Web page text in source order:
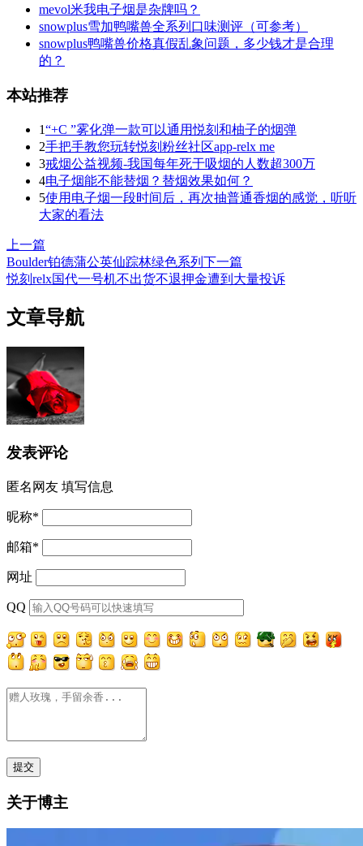
mevol米我电子烟是杂牌吗？
snowplus雪加鸭嘴兽全系列口味测评（可参考）
snowplus鸭嘴兽价格真假乱象问题，多少钱才是合理
的？
本站推荐
1“+C ”雾化弹一款可以通用悦刻和柚子的烟弹
2手把手教您玩转悦刻粉丝社区app-relx me
3戒烟公益视频-我国每年死于吸烟的人数超300万
4电子烟能不能替烟？替烟效果如何？
5使用电子烟一段时间后，再次抽普通香烟的感觉，听听
大家的看法
上一篇
Boulder铂德蒲公英仙踪林绿色系列 下一篇
悦刻relx国代一号机不出货不退押金遭到大量投诉
文章导航
发表评论
匿名网友 填写信息
昵称*
邮箱*
网址
QQ
关于博主